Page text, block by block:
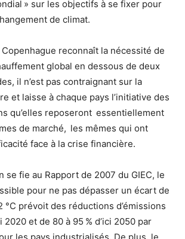
» sur les objectifs à se fixer pour
de climat.
Copenhague reconnaît la nécessité de
global en dessous de deux
il n’est pas contraignant sur la
et laisse à chaque pays l’initiative des
qu’elles reposeront essentiellement
de marché, les mêmes qui ont
face à la crise financière.
se fie au Rapport de 2007 du GIEC, le
pour ne pas dépasser un écart de
°C prévoit des réductions d’émissions
2020 et de 80 à 95 % d’ici 2050 par